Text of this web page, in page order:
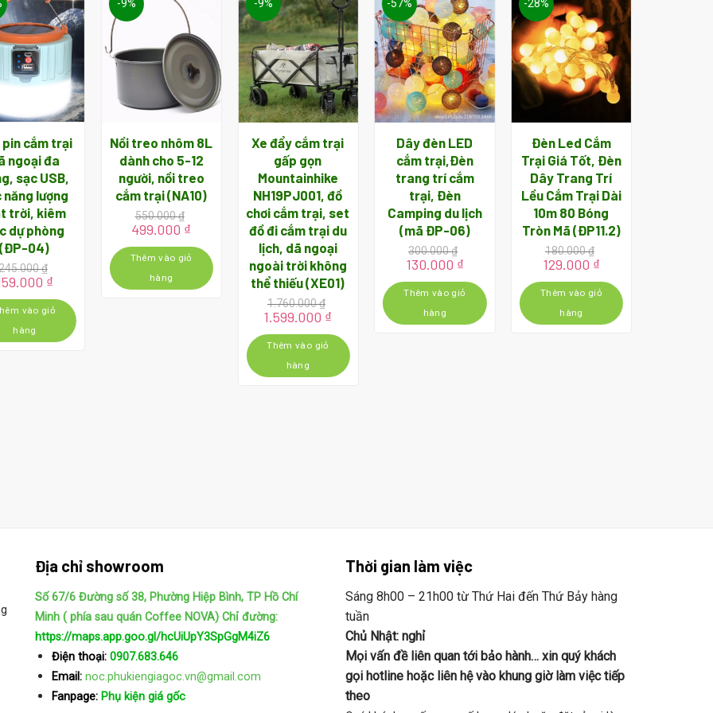
pin cắm trại
ngoại đa
sạc USB,
năng lượng
trời, kiêm
dự phòng
(ĐP-04)
₫
245.000 ₫.
₫Giá
hiện
tại
159.000 ₫.
vào giỏ
hàng
-9%
Nồi treo nhôm 8L
dành cho 5-12
người, nồi treo
cắm trại (NA10)
550.000₫
Giá
gốc
là:
550.000 ₫.
499.000 ₫
hiện
tại
499.000 ₫.
Thêm vào giỏ
hàng
-9%
Xe đẩy cắm trại
gấp gọn
Mountainhike
NH19PJ001, đồ
chơi cắm trại, set
đồ đi cắm trại du
lịch, dã ngoại
ngoài trời không
thể thiếu (XE01)
1.760.000₫
Giá
gốc
là:
1.760.000 ₫.
1.599.000 ₫
hiện
tại
1.599.000 ₫.
Thêm vào giỏ
hàng
-57%
Dây đèn LED
cắm trại,Đèn
trang trí cắm
trại, Đèn
Camping du lịch
(mã ĐP-06)
300.000₫
Giá
gốc
là:
300.000 ₫.
130.000 ₫Giá
hiện
tại
130.000 ₫.
Thêm vào giỏ
hàng
-28%
Đèn Led Cắm
Trại Giá Tốt, Đèn
Dây Trang Trí
Lều Cắm Trại Dài
10m 80 Bóng
Tròn Mã (ĐP11.2)
180.000₫
Giá
gốc
là:
180.000 ₫.
129.000 ₫Giá
hiện
tại
129.000 ₫.
Thêm vào giỏ
hàng
Địa chỉ showroom
Số 67/6 Đường số 38, Phường Hiệp Bình, TP Hồ Chí
Minh ( phía sau quán Coffee NOVA) Chỉ đường:
https://maps.app.goo.gl/hcUiUpY3SpGgM4iZ6
Điện thoại: 0907.683.646
Email:noc.phukiengiagoc.vn@gmail.com
Fanpage:Phụ kiện giá gốc
Thời gian làm việc
Sáng 8h00 – 21h00 từ Thứ Hai đến Thứ Bảy hàng
tuần
Chủ Nhật: nghỉ
Mọi vấn đề liên quan tới bảo hành… xin quý khách
gọi hotline hoặc liên hệ vào khung giờ làm việc tiếp
theo